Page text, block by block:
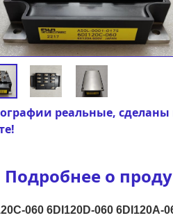
реальные, сделаны
Подробнее о
060 6DI120D-060 6DI120A-